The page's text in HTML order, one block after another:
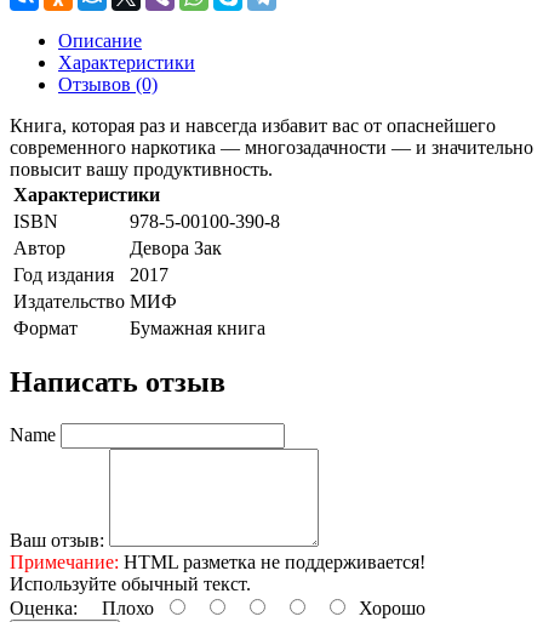
Описание
Характеристики
Отзывов (0)
Книга, которая раз и навсегда избавит вас от опаснейшего
современного наркотика — многозадачности — и значительно
повысит вашу продуктивность.
Характеристики
ISBN
978-5-00100-390-8
Автор
Девора Зак
Год издания
2017
Издательство МИФ
Формат
Бумажная книга
Написать отзыв
Name
Ваш отзыв:
Примечание: HTML разметка не поддерживается!
Используйте обычный текст.
Оценка: Плохо Хорошо